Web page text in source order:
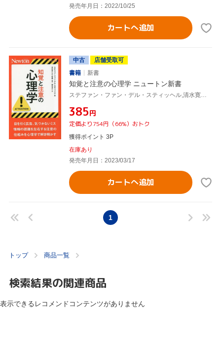
発売年月日：2022/10/25
カートへ追加
中古
店舗受取可
書籍
新書
知覚と注意の心理学 ニュートン新書
ステファン・ファン・デル・スティッヘル,清水寛之,井上智義,藤井良江
¥385円
定価より754円（66%）おトク
獲得ポイント 3P
在庫あり
発売年月日：2023/03/17
カートへ追加
1
トップ 商品一覧
検索結果の関連商品
表示できるレコメンドコンテンツがありません